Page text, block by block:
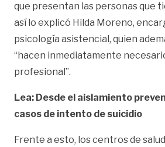
que presentan las personas que
así lo explicó Hilda Moreno,
psicología asistencial, quien
“hacen inmediatamente
profesional”.
Lea: Desde el aislamiento
casos de intento de suicidio
Frente a esto, los centros de